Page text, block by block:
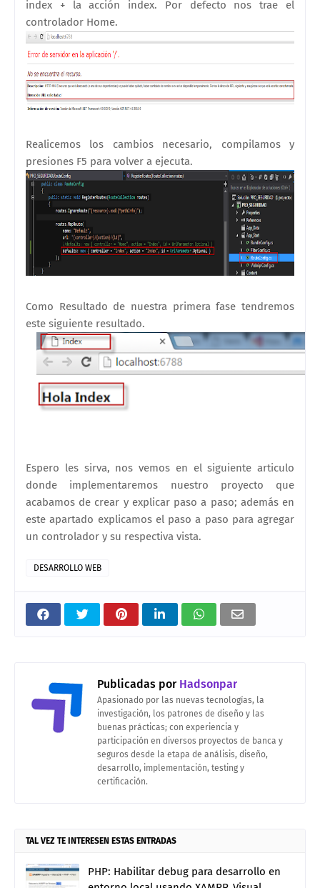
index + la acción index. Por defecto nos trae el
controlador Home.
Realicemos los cambios necesario, compilamos y
presiones F5 para volver a ejecuta.
Como Resultado de nuestra primera fase tendremos
este siguiente resultado.
Espero les sirva, nos vemos en el siguiente articulo
donde implementaremos nuestro proyecto que
acabamos de crear y explicar paso a paso; además en
este apartado explicamos el paso a paso para agregar
un controlador y su respectiva vista.
DESARROLLO WEB
Publicadas porHadsonpar
Apasionado por las nuevas tecnologías, la
investigación, los patrones de diseño y las
buenas prácticas; con experiencia y
participación en diversos proyectos de banca y
seguros desde la etapa de análisis, diseño,
desarrollo, implementación, testing y
certificación.
TAL VEZ TE INTERESEN ESTAS ENTRADAS
PHP: Habilitar debug para desarrollo en